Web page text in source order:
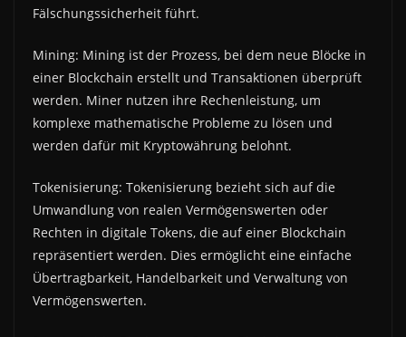
Fälschungssicherheit führt.
Mining: Mining ist der Prozess, bei dem neue Blöcke in
einer Blockchain erstellt und Transaktionen überprüft
werden. Miner nutzen ihre Rechenleistung, um
komplexe mathematische Probleme zu lösen und
werden dafür mit Kryptowährung belohnt.
Tokenisierung: Tokenisierung bezieht sich auf die
Umwandlung von realen Vermögenswerten oder
Rechten in digitale Tokens, die auf einer Blockchain
repräsentiert werden. Dies ermöglicht eine einfache
Übertragbarkeit, Handelbarkeit und Verwaltung von
Vermögenswerten.